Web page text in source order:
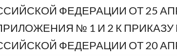
ФЕДЕРАЦИИ ОТ 25
№ 1 И 2 К ПРИКАЗУ
ФЕДЕРАЦИИ ОТ 20